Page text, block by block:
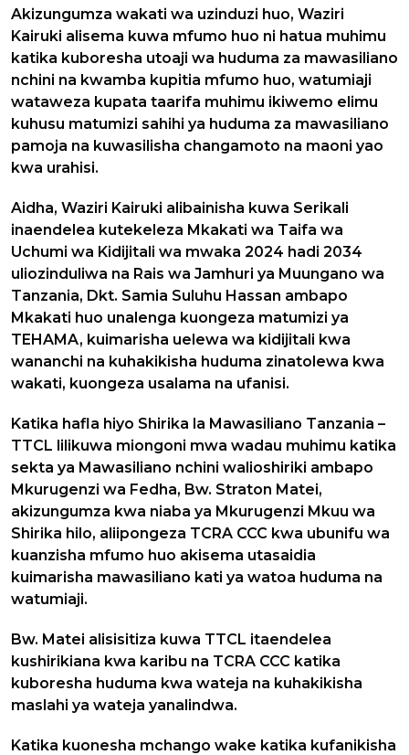
Akizungumza wakati wa uzinduzi huo, Waziri
Kairuki alisema kuwa mfumo huo ni hatua muhimu
katika kuboresha utoaji wa huduma za mawasiliano
nchini na kwamba kupitia mfumo huo, watumiaji
wataweza kupata taarifa muhimu ikiwemo elimu
kuhusu matumizi sahihi ya huduma za mawasiliano
pamoja na kuwasilisha changamoto na maoni yao
kwa urahisi.
Aidha, Waziri Kairuki alibainisha kuwa Serikali
inaendelea kutekeleza Mkakati wa Taifa wa
Uchumi wa Kidijitali wa mwaka 2024 hadi 2034
uliozinduliwa na Rais wa Jamhuri ya Muungano wa
Tanzania, Dkt. Samia Suluhu Hassan ambapo
Mkakati huo unalenga kuongeza matumizi ya
TEHAMA, kuimarisha uelewa wa kidijitali kwa
wananchi na kuhakikisha huduma zinatolewa kwa
wakati, kuongeza usalama na ufanisi.
Katika hafla hiyo Shirika la Mawasiliano Tanzania –
TTCL lilikuwa miongoni mwa wadau muhimu katika
sekta ya Mawasiliano nchini walioshiriki ambapo
Mkurugenzi wa Fedha, Bw. Straton Matei,
akizungumza kwa niaba ya Mkurugenzi Mkuu wa
Shirika hilo, aliipongeza TCRA CCC kwa ubunifu wa
kuanzisha mfumo huo akisema utasaidia
kuimarisha mawasiliano kati ya watoa huduma na
watumiaji.
Bw. Matei alisisitiza kuwa TTCL itaendelea
kushirikiana kwa karibu na TCRA CCC katika
kuboresha huduma kwa wateja na kuhakikisha
maslahi ya wateja yanalindwa.
Katika kuonesha mchango wake katika kufanikisha